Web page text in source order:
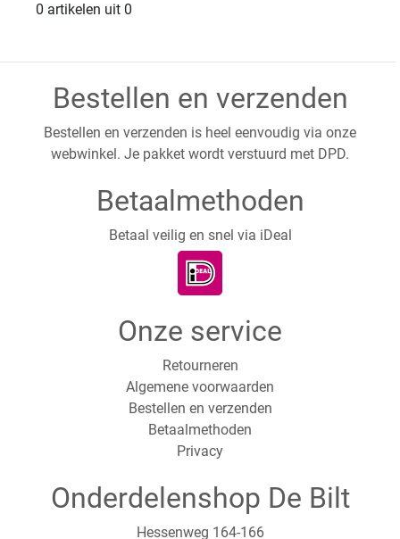
0 artikelen uit 0
Bestellen en verzenden
Bestellen en verzenden is heel eenvoudig via onze
webwinkel. Je pakket wordt verstuurd met DPD.
Betaalmethoden
Betaal veilig en snel via iDeal
Onze service
Retourneren
Algemene voorwaarden
Bestellen en verzenden
Betaalmethoden
Privacy
Onderdelenshop De Bilt
Hessenweg 164-166